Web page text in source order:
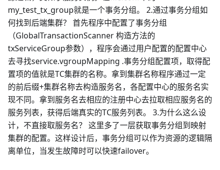
my_test_tx_group就是一个事务分组。 2.通过事务分组如
何找到后端集群？ 首先程序中配置了事务分组
（GlobalTransactionScanner 构造方法的
txServiceGroup参数），程序会通过用户配置的配置中心
去寻找service.vgroupMapping .事务分组配置项，取得配
置项的值就是TC集群的名称。拿到集群名称程序通过一定
的前后缀+集群名称去构造服务名，各配置中心的服务名实
现不同。拿到服务名去相应的注册中心去拉取相应服务名的
服务列表，获得后端真实的TC服务列表。 3.为什么这么设
计，不直接取服务名？ 这里多了一层获取事务分组到映射
集群的配置。这样设计后，事务分组可以作为资源的逻辑隔
离单位，当发生故障时可以快速failover。